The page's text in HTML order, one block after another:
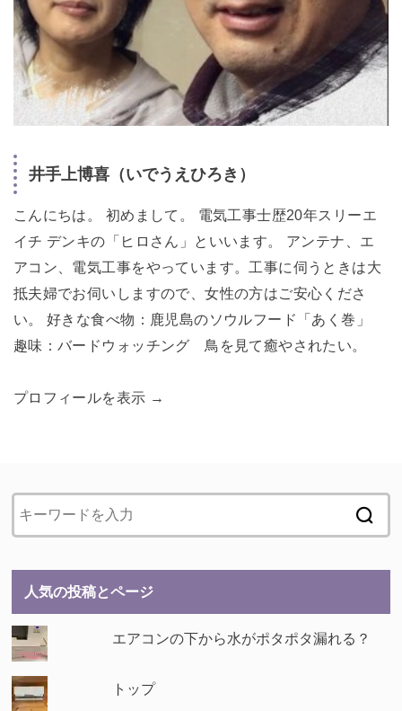
井手上博喜（いでうえひろき）
こんにちは。 初めまして。 電気工事士歴20年スリーエ
イチ デンキの「ヒロさん」といいます。 アンテナ、エ
アコン、電気工事をやっています。工事に伺うときは大
抵夫婦でお伺いしますので、女性の方はご安心くださ
い。 好きな食べ物：鹿児島のソウルフード「あく巻」
趣味：バードウォッチング 鳥を見て癒やされたい。
プロフィールを表示 →
人気の投稿とページ
エアコンの下から水がポタポタ漏れる？
トップ